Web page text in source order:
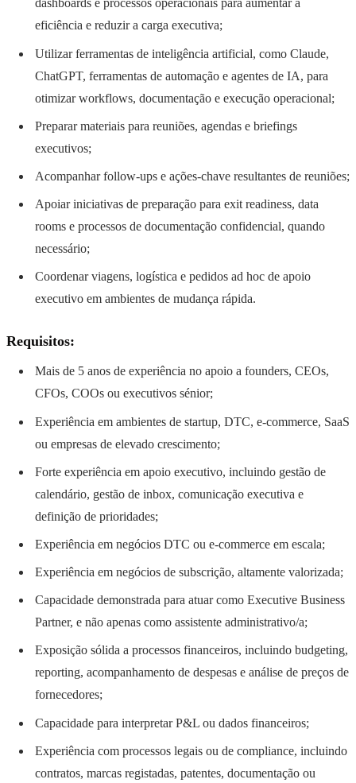
dashboards e processos operacionais para aumentar a
eficiência e reduzir a carga executiva;
Utilizar ferramentas de inteligência artificial, como Claude,
ChatGPT, ferramentas de automação e agentes de IA, para
otimizar workflows, documentação e execução operacional;
Preparar materiais para reuniões, agendas e briefings
executivos;
Acompanhar follow-ups e ações-chave resultantes de reuniões;
Apoiar iniciativas de preparação para exit readiness, data
rooms e processos de documentação confidencial, quando
necessário;
Coordenar viagens, logística e pedidos ad hoc de apoio
executivo em ambientes de mudança rápida.
Requisitos:
Mais de 5 anos de experiência no apoio a founders, CEOs,
CFOs, COOs ou executivos sénior;
Experiência em ambientes de startup, DTC, e-commerce, SaaS
ou empresas de elevado crescimento;
Forte experiência em apoio executivo, incluindo gestão de
calendário, gestão de inbox, comunicação executiva e
definição de prioridades;
Experiência em negócios DTC ou e-commerce em escala;
Experiência em negócios de subscrição, altamente valorizada;
Capacidade demonstrada para atuar como Executive Business
Partner, e não apenas como assistente administrativo/a;
Exposição sólida a processos financeiros, incluindo budgeting,
reporting, acompanhamento de despesas e análise de preços de
fornecedores;
Capacidade para interpretar P&L ou dados financeiros;
Experiência com processos legais ou de compliance, incluindo
contratos, marcas registadas, patentes, documentação ou